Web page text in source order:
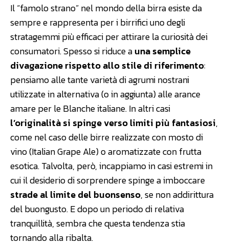
Il “famolo strano” nel mondo della birra esiste da
sempre e rappresenta per i birrifici uno degli
stratagemmi più efficaci per attirare la curiosità dei
consumatori. Spesso si riduce auna semplice
divagazione rispetto allo stile di riferimento:
pensiamo alle tante varietà di agrumi nostrani
utilizzate in alternativa (o in aggiunta) alle arance
amare per le Blanche italiane. In altri casi
l’originalità si spinge verso limiti più fantasiosi,
come nel caso delle birre realizzate con mosto di
vino (Italian Grape Ale) o aromatizzate con frutta
esotica. Talvolta, però, incappiamo in casi estremi in
cui il desiderio di sorprendere spinge a imboccare
strade al limite del buonsenso, se non addirittura
del buongusto. E dopo un periodo di relativa
tranquillità, sembra che questa tendenza stia
tornando alla ribalta.